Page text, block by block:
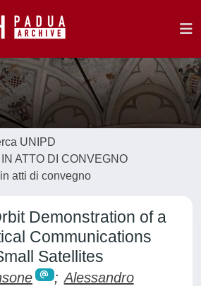
UNIPD
ATTO DI CONVEGNO
atti di convegno
Demonstration of a
Communications
Satellites
; Alessandro